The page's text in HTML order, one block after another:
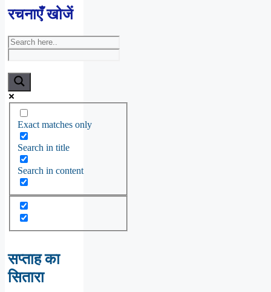
रचनाएँ खोजें
Exact matches only
Search in title
Search in content
सप्ताह का
सितारा